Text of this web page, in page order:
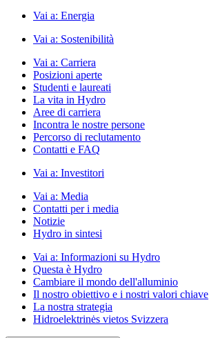
Vai a: Energia
Vai a: Sostenibilità
Vai a: Carriera
Posizioni aperte
Studenti e laureati
La vita in Hydro
Aree di carriera
Incontra le nostre persone
Percorso di reclutamento
Contatti e FAQ
Vai a: Investitori
Vai a: Media
Contatti per i media
Notizie
Hydro in sintesi
Vai a: Informazioni su Hydro
Questa è Hydro
Cambiare il mondo dell'alluminio
Il nostro obiettivo e i nostri valori chiave
La nostra strategia
Hidroelektrinės vietos Svizzera